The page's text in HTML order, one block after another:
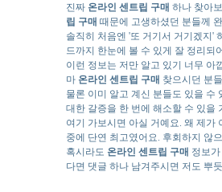
진짜 온라인 센트립 구매 하나 찾아
립 구매 때문에 고생하셨던 분들께
솔직히 처음엔 '또 거기서 거기겠지'
드까지 한눈에 볼 수 있게 잘 정리되
이런 정보는 저만 알고 있기 너무
마 온라인 센트립 구매 찾으시던 분
물론 이미 알고 계신 분들도 있을
대한 갈증을 한 번에 해소할 수 있을
여기 가보시면 아실 거예요. 왜 제
중에 단연 최고였어요. 후회하지 않
혹시라도 온라인 센트립 구매 정보
다면 댓글 하나 남겨주시면 저도 뿌